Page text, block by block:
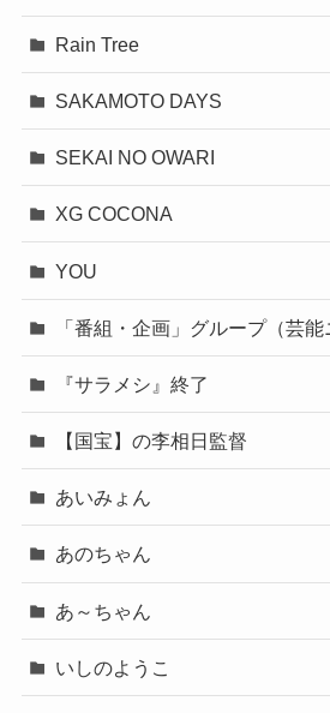
Rain Tree
SAKAMOTO DAYS
SEKAI NO OWARI
XG COCONA
YOU
「番組・企画」グループ（芸能
『サラメシ』終了
【国宝】の李相日監督
あいみょん
あのちゃん
あ～ちゃん
いしのようこ